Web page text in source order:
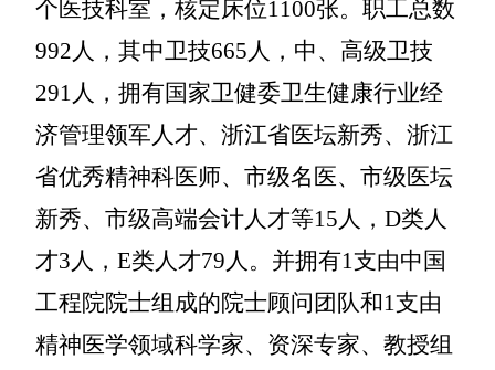
个医技科室，核定床位1100张。职工总数
992 人，其中卫技665 人，中、高级卫技
291 人，拥有国家卫健委卫生健康行业经
济管理领军人才、浙江省医坛新秀、浙江
省优秀精神科医师、市级名医、市级医坛
新秀、市级高端会计人才等15人， D类人
才3人，E类人才79人 。并拥有1支由中国
工程院院士组成的院士顾问团队和1支由
精神医学领域科学家、资深专家、教授组